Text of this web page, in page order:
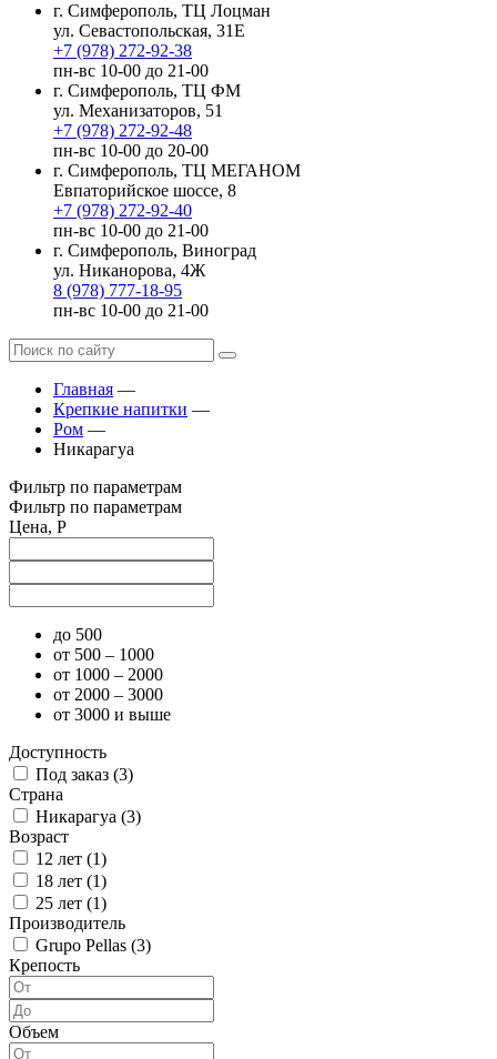
г. Симферополь, ТЦ Лоцман
ул. Севастопольская, 31Е
+7 (978) 272-92-38
пн-вс 10-00 до 21-00
г. Симферополь, ТЦ ФМ
ул. Механизаторов, 51
+7 (978) 272-92-48
пн-вс 10-00 до 20-00
г. Симферополь, ТЦ МЕГАНОМ
Евпаторийское шоссе, 8
+7 (978) 272-92-40
пн-вс 10-00 до 21-00
г. Симферополь, Виноград
ул. Никанорова, 4Ж
8 (978) 777-18-95
пн-вс 10-00 до 21-00
Главная —
Крепкие напитки —
Ром —
Никарагуа
Фильтр по параметрам
Фильтр по параметрам
Цена, Р
до 500
от 500 – 1000
от 1000 – 2000
от 2000 – 3000
от 3000 и выше
Доступность
Под заказ (3)
Страна
Никарагуа (3)
Возраст
12 лет (1)
18 лет (1)
25 лет (1)
Производитель
Grupo Pellas (3)
Крепость
Объем